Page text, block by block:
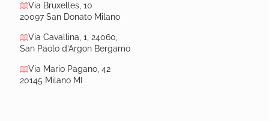
Via Bruxelles, 10
20097 San Donato Milano
Via Cavallina, 1, 24060,
San Paolo d’Argon Bergamo
Via Mario Pagano, 42
20145 Milano MI